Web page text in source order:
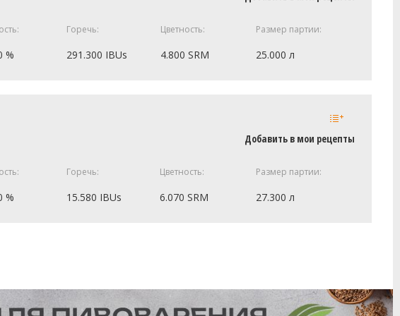
Горечь: Цветность: Размер партии:
% 291.300 IBUs 4.800 SRM 25.000 л
Cara Plus 10
Добавить в мои рецепты
Горечь: Цветность: Размер партии:
% 15.580 IBUs 6.070 SRM 27.300 л
1.49 кг